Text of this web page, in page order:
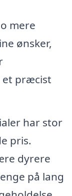
mere
ønsker,
et præcist
har stor
pris.
dyrere
på lang